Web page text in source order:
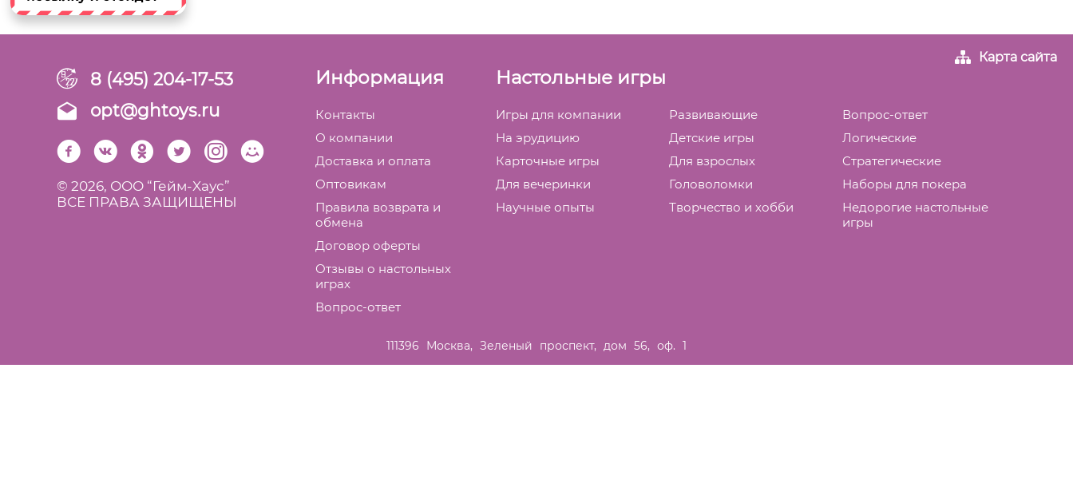
8 (495) 204-17-53
opt@ghtoys.ru
© 2026, ООО “Гейм-Xаус”
ВСЕ ПРАВА ЗАЩИЩЕНЫ
Информация
Контакты
О компании
Доставка и оплата
Оптовикам
Правила возврата и
обмена
Договор оферты
Отзывы о настольных
играх
Вопрос-ответ
Настольные игры
Игры для компании Развивающие
Вопрос-ответ
На эрудицию
Детские игры
Логические
Карточные игры
Для взрослых
Cтратегические
Для вечеринки
Головоломки
Наборы для покера
Научные опыты
Творчество и хобби
Недорогие настольные
игры
Карта сайта
111396 Москва, Зеленый проспект, дом 56, оф. 1